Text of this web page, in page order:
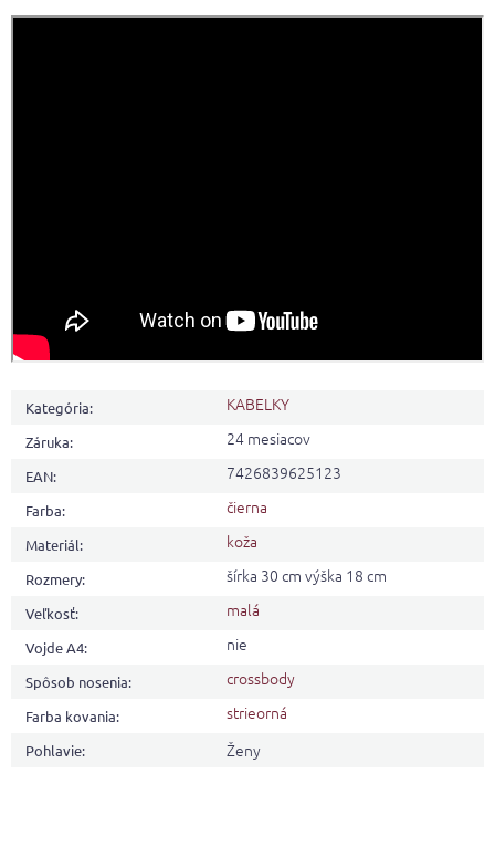
Kategória: KABELKY
Záruka: 24 mesiacov
EAN: 7426839625123
Farba: čierna
Materiál: koža
Rozmery: šírka 30 cm výška 18 cm
Veľkosť: malá
Vojde A4: nie
Spôsob nosenia: crossbody
Farba kovania: strieorná
Pohlavie: Ženy